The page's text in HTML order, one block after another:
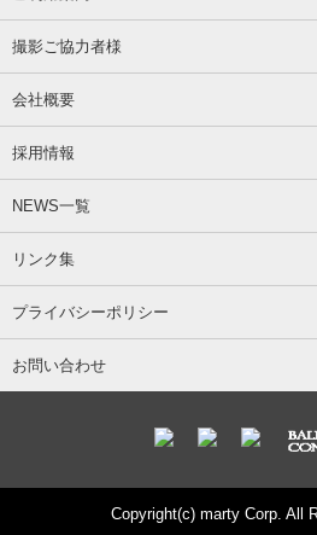
撮影ご協力者様
会社概要
採用情報
NEWS一覧
リンク集
プライバシーポリシー
お問い合わせ
Copyright(c) marty Corp. All